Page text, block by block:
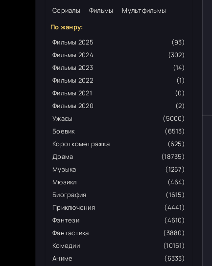
Сериалы
Фильмы
Мультфильмы
По жанру:
Фильмы 2025
(93)
Фильмы 2024
(302)
Фильмы 2023
(14)
Фильмы 2022
(1)
Фильмы 2021
(0)
Фильмы 2020
(2)
Ужасы
(5000)
Боевик
(6513)
Короткометражка
(625)
Драма
(18735)
Музыка
(1257)
Мюзикл
(464)
Биография
(1615)
Приключения
(4441)
Фэнтези
(4610)
Фантастика
(3880)
Комедии
(10161)
Аниме
(6333)